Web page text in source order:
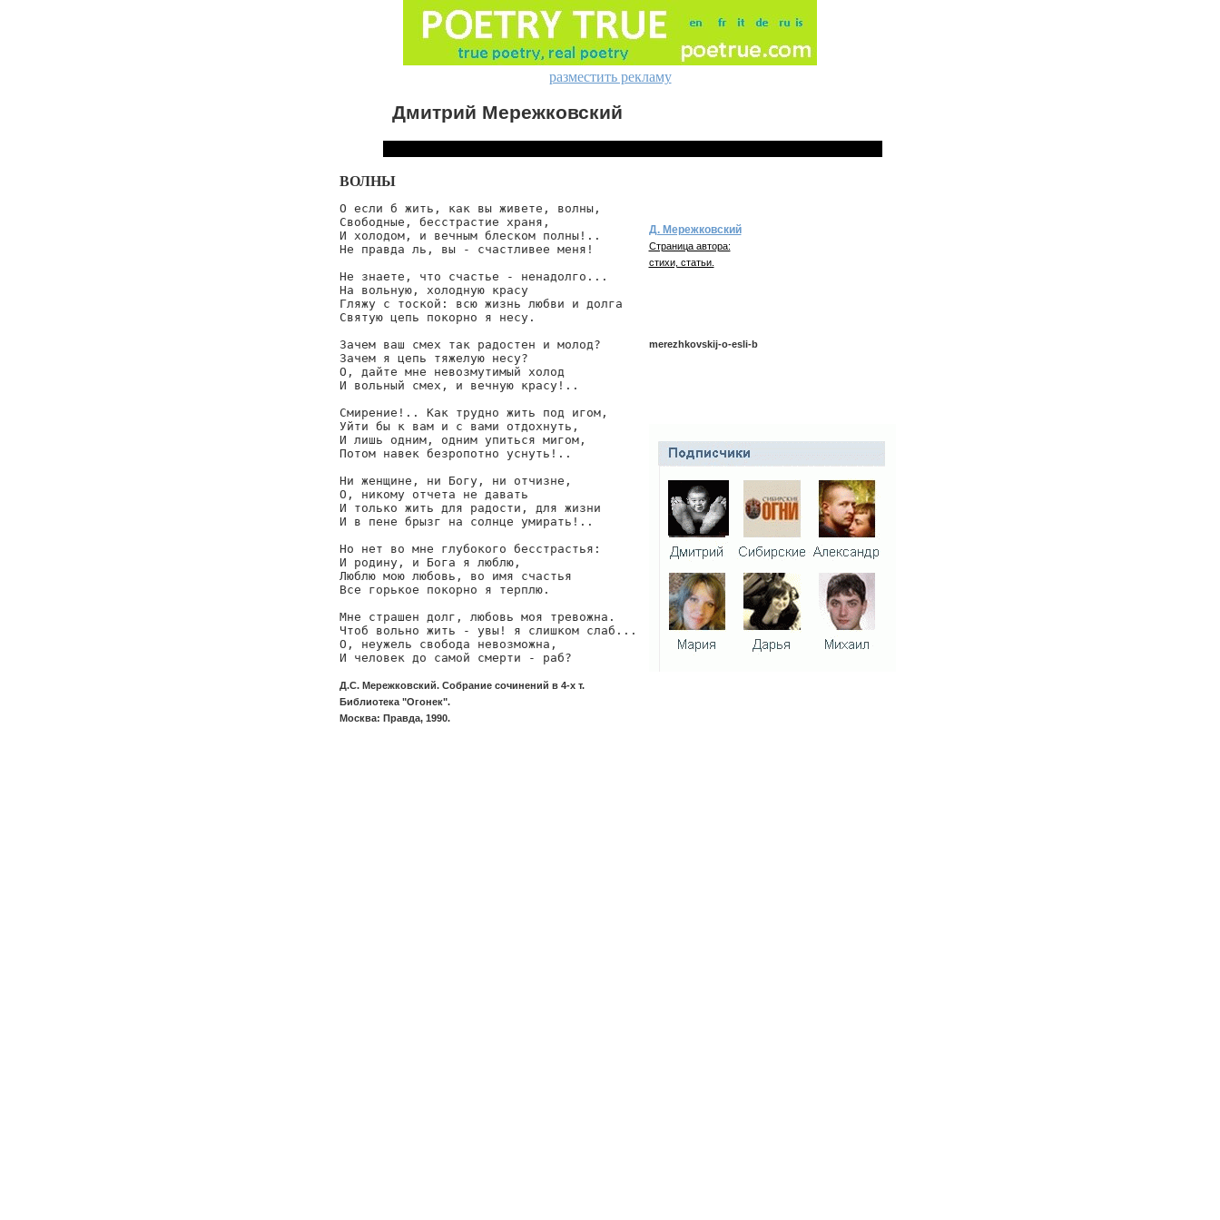
разместить рекламу
Дмитрий Мережковский
ВОЛНЫ
О если б жить, как вы живете, волны,
Свободные, бесстрастие храня,
И холодом, и вечным блеском полны!..
Не правда ль, вы - счастливее меня!
Не знаете, что счастье - ненадолго...
На вольную, холодную красу
Гляжу с тоской: всю жизнь любви и долга
Святую цепь покорно я несу.
Зачем ваш смех так радостен и молод?
Зачем я цепь тяжелую несу?
О, дайте мне невозмутимый холод
И вольный смех, и вечную красу!..
Смирение!.. Как трудно жить под игом,
Уйти бы к вам и с вами отдохнуть,
И лишь одним, одним упиться мигом,
Потом навек безропотно уснуть!..
Ни женщине, ни Богу, ни отчизне,
О, никому отчета не давать
И только жить для радости, для жизни
И в пене брызг на солнце умирать!..
Но нет во мне глубокого бесстрастья:
И родину, и Бога я люблю,
Люблю мою любовь, во имя счастья
Все горькое покорно я терплю.
Мне страшен долг, любовь моя тревожна.
Чтоб вольно жить - увы! я слишком слаб...
О, неужель свобода невозможна,
Д.С. Мережковский. Собрание сочинений в 4-х т.
Библиотека "Огонек".
Москва: Правда, 1990.
Д. Мережковский
Страница автора:
стихи, статьи.
merezhkovskij-o-esli-b